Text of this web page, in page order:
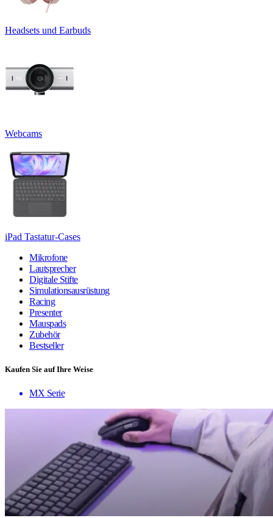
Headsets und Earbuds
Webcams
iPad Tastatur-Cases
Mikrofone
Lautsprecher
Digitale Stifte
Simulationsausrüstung
Racing
Presenter
Mauspads
Zubehör
Bestseller
Kaufen Sie auf Ihre Weise
MX Serie